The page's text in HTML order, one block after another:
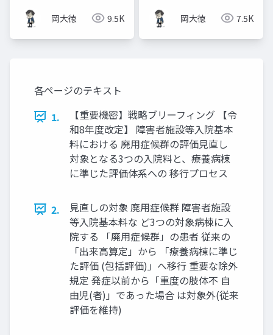
践ガイド
岡大徳 9.5K 岡大徳 7.5K
各ページのテキスト
1.
【重要機密】戦略ブリーフィング 【令
和8年度改定】 障害者施設等入院基本
料における 廃用症候群の評価見直し
対象となる3つの入院料と、療養病棟
に準じた評価体系への 移行プロセス
2.
見直しの対象 廃用症候群 障害者施設
等入院基本料な ど3つの対象病棟に入
院する 「廃用症候群」の患者 従来の
「出来高算定」から 「療養病棟に準じ
た評価 (包括評価)」へ移行 重要な除外
規定 発症以前から「重度の肢体不 自
由児(者)」であった場合 は対象外(従来
評価を維持)